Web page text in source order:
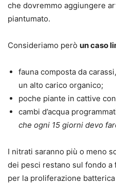
che dovremmo aggiungere
piantumato.
Consideriamo però un caso
fauna composta da
un alto carico organico;
poche piante in cattive
cambi d’acqua
che ogni 15 giorni devo
I nitrati saranno più o meno
dei pesci restano sul fondo
per la proliferazione batterica